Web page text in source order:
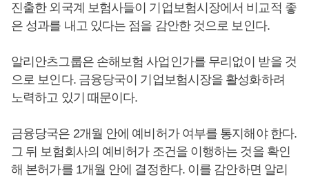
진출한 외국계 보험사들이 기업보험시장에서 비교적 좋
은 성과를 내고 있다는 점을 감안한 것으로 보인다.
알리안츠그룹은 손해보험 사업인가를 무리없이 받을 것
으로 보인다. 금융당국이 기업보험시장을 활성화하려
노력하고 있기 때문이다.
금융당국은 2개월 안에 예비허가 여부를 통지해야 한다.
그 뒤 보험회사의 예비허가 조건을 이행하는 것을 확인
해 본허가를 1개월 안에 결정한다. 이를 감안하면 알리